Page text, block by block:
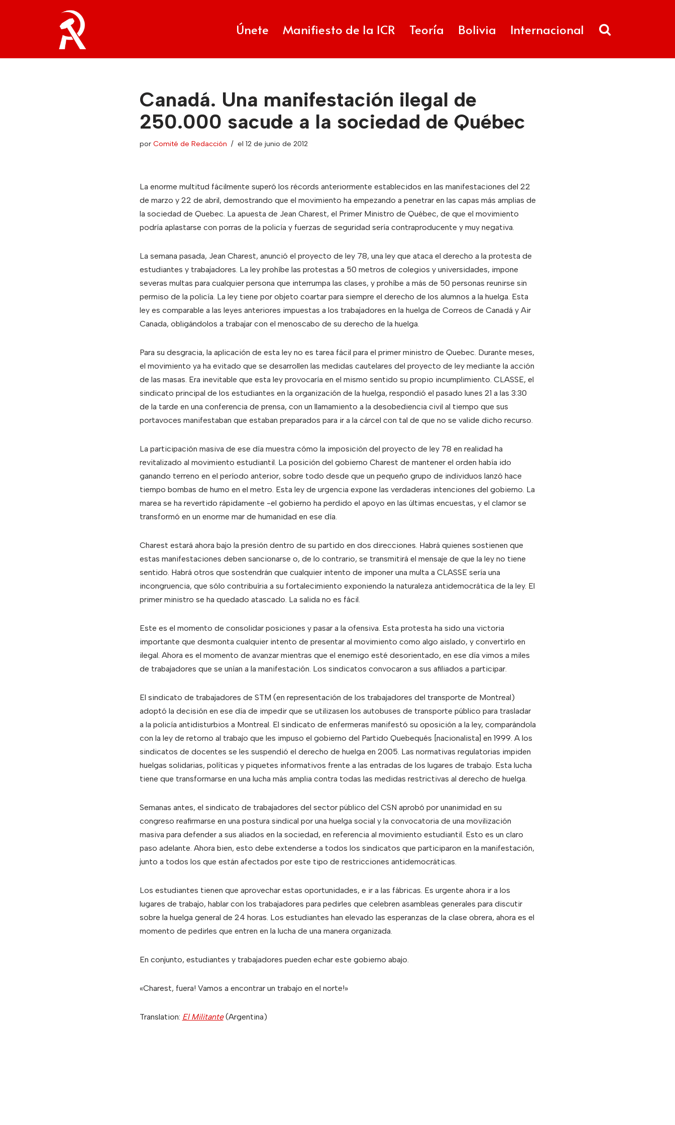
Únete Manifiesto de la ICR Teoría Bolivia Internacional
Canadá. Una manifestación ilegal de
250.000 sacude a la sociedad de Québec
por Comité de Redacción el 12 de junio de 2012
La enorme multitud fácilmente superó los récords anteriormente establecidos en las manifestaciones del 22
de marzo y 22 de abril, demostrando que el movimiento ha empezando a penetrar en las capas más amplias de
la sociedad de Quebec. La apuesta de Jean Charest, el Primer Ministro de Québec, de que el movimiento
podría aplastarse con porras de la policía y fuerzas de seguridad sería contraproducente y muy negativa.
La semana pasada, Jean Charest, anunció el proyecto de ley 78, una ley que ataca el derecho a la protesta de
estudiantes y trabajadores. La ley prohíbe las protestas a 50 metros de colegios y universidades, impone
severas multas para cualquier persona que interrumpa las clases, y prohíbe a más de 50 personas reunirse sin
permiso de la policía. La ley tiene por objeto coartar para siempre el derecho de los alumnos a la huelga. Esta
ley es comparable a las leyes anteriores impuestas a los trabajadores en la huelga de Correos de Canadá y Air
Canada, obligándolos a trabajar con el menoscabo de su derecho de la huelga.
Para su desgracia, la aplicación de esta ley no es tarea fácil para el primer ministro de Quebec. Durante meses,
el movimiento ya ha evitado que se desarrollen las medidas cautelares del proyecto de ley mediante la acción
de las masas. Era inevitable que esta ley provocaría en el mismo sentido su propio incumplimiento. CLASSE, el
sindicato principal de los estudiantes en la organización de la huelga, respondió el pasado lunes 21 a las 3:30
de la tarde en una conferencia de prensa, con un llamamiento a la desobediencia civil al tiempo que sus
portavoces manifestaban que estaban preparados para ir a la cárcel con tal de que no se valide dicho recurso.
La participación masiva de ese día muestra cómo la imposición del proyecto de ley 78 en realidad ha
revitalizado al movimiento estudiantil. La posición del gobierno Charest de mantener el orden había ido
ganando terreno en el período anterior, sobre todo desde que un pequeño grupo de individuos lanzó hace
tiempo bombas de humo en el metro. Esta ley de urgencia expone las verdaderas intenciones del gobierno. La
marea se ha revertido rápidamente -el gobierno ha perdido el apoyo en las últimas encuestas, y el clamor se
transformó en un enorme mar de humanidad en ese día.
Charest estará ahora bajo la presión dentro de su partido en dos direcciones. Habrá quienes sostienen que
estas manifestaciones deben sancionarse o, de lo contrario, se transmitirá el mensaje de que la ley no tiene
sentido. Habrá otros que sostendrán que cualquier intento de imponer una multa a CLASSE sería una
incongruencia, que sólo contribuíria a su fortalecimiento exponiendo la naturaleza antidemocrática de la ley. El
primer ministro se ha quedado atascado. La salida no es fácil.
Este es el momento de consolidar posiciones y pasar a la ofensiva. Esta protesta ha sido una victoria
importante que desmonta cualquier intento de presentar al movimiento como algo aislado, y convertirlo en
ilegal. Ahora es el momento de avanzar mientras que el enemigo esté desorientado, en ese día vimos a miles
de trabajadores que se unían a la manifestación. Los sindicatos convocaron a sus afiliados a participar.
El sindicato de trabajadores de STM (en representación de los trabajadores del transporte de Montreal)
adoptó la decisión en ese día de impedir que se utilizasen los autobuses de transporte público para trasladar
a la policía antidisturbios a Montreal. El sindicato de enfermeras manifestó su oposición a la ley, comparándola
con la ley de retorno al trabajo que les impuso el gobierno del Partido Quebequés [nacionalista] en 1999. A los
sindicatos de docentes se les suspendió el derecho de huelga en 2005. Las normativas regulatorias impiden
huelgas solidarias, políticas y piquetes informativos frente a las entradas de los lugares de trabajo. Esta lucha
tiene que transformarse en una lucha más amplia contra todas las medidas restrictivas al derecho de huelga.
Semanas antes, el sindicato de trabajadores del sector público del CSN aprobó por unanimidad en su
congreso reafirmarse en una postura sindical por una huelga social y la convocatoria de una movilización
masiva para defender a sus aliados en la sociedad, en referencia al movimiento estudiantil. Esto es un claro
paso adelante. Ahora bien, esto debe extenderse a todos los sindicatos que participaron en la manifestación,
junto a todos los que están afectados por este tipo de restricciones antidemocráticas.
Los estudiantes tienen que aprovechar estas oportunidades, e ir a las fábricas. Es urgente ahora ir a los
lugares de trabajo, hablar con los trabajadores para pedirles que celebren asambleas generales para discutir
sobre la huelga general de 24 horas. Los estudiantes han elevado las esperanzas de la clase obrera, ahora es el
momento de pedirles que entren en la lucha de una manera organizada.
En conjunto, estudiantes y trabajadores pueden echar este gobierno abajo.
«Charest, fuera! Vamos a encontrar un trabajo en el norte!»
Translation: El Militante(Argentina)